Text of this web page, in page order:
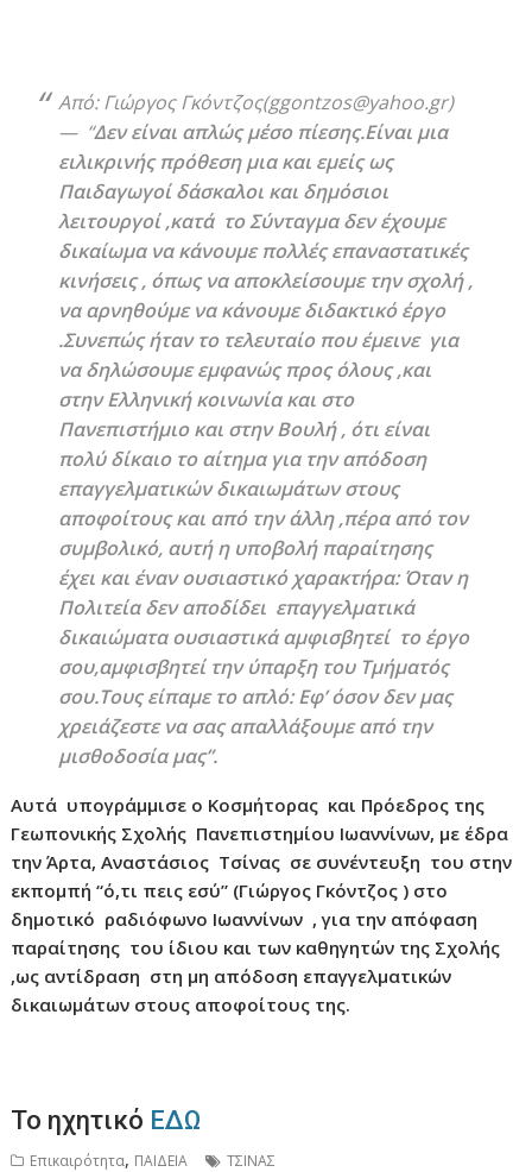
Από: Γιώργος Γκόντζος(ggontzos@yahoo.gr)
— “Δεν είναι απλώς μέσο πίεσης.Είναι μια
ειλικρινής πρόθεση μια και εμείς ως
Παιδαγωγοί δάσκαλοι και δημόσιοι
λειτουργοί ,κατά το Σύνταγμα δεν έχουμε
δικαίωμα να κάνουμε πολλές επαναστατικές
κινήσεις , όπως να αποκλείσουμε την σχολή ,
να αρνηθούμε να κάνουμε διδακτικό έργο
.Συνεπώς ήταν το τελευταίο που έμεινε για
να δηλώσουμε εμφανώς προς όλους ,και
στην Ελληνική κοινωνία και στο
Πανεπιστήμιο και στην Βουλή , ότι είναι
πολύ δίκαιο το αίτημα για την απόδοση
επαγγελματικών δικαιωμάτων στους
αποφοίτους και από την άλλη ,πέρα από τον
συμβολικό, αυτή η υποβολή παραίτησης
έχει και έναν ουσιαστικό χαρακτήρα: Όταν η
Πολιτεία δεν αποδίδει επαγγελματικά
δικαιώματα ουσιαστικά αμφισβητεί το έργο
σου,αμφισβητεί την ύπαρξη του Τμήματός
σου.Τους είπαμε το απλό: Εφ’ όσον δεν μας
χρειάζεστε να σας απαλλάξουμε από την
μισθοδοσία μας”.
Αυτά υπογράμμισε ο Κοσμήτορας και Πρόεδρος της
Γεωπονικής Σχολής Πανεπιστημίου Ιωαννίνων, με έδρα
την Άρτα, Αναστάσιος Τσίνας σε συνέντευξη του στην
εκπομπή “ό,τι πεις εσύ” (Γιώργος Γκόντζος ) στο
δημοτικό ραδιόφωνο Ιωαννίνων , για την απόφαση
παραίτησης του ίδιου και των καθηγητών της Σχολής
,ως αντίδραση στη μη απόδοση επαγγελματικών
δικαιωμάτων στους αποφοίτους της.
Το ηχητικό ΕΔΩ
Επικαιρότητα, ΠΑΙΔΕΙΑ ΤΣΙΝΑΣ